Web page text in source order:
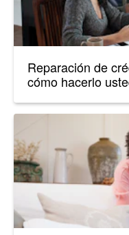
Reparación de
cómo hacerlo